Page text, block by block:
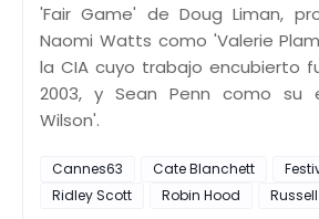
'Fair Game' de Doug Liman,
Naomi Watts como 'Valerie
la CIA cuyo trabajo encubierto
2003, y Sean Penn como su
Wilson'.
Cannes63 Cate Blanchett
Ridley Scott
Robin Hood